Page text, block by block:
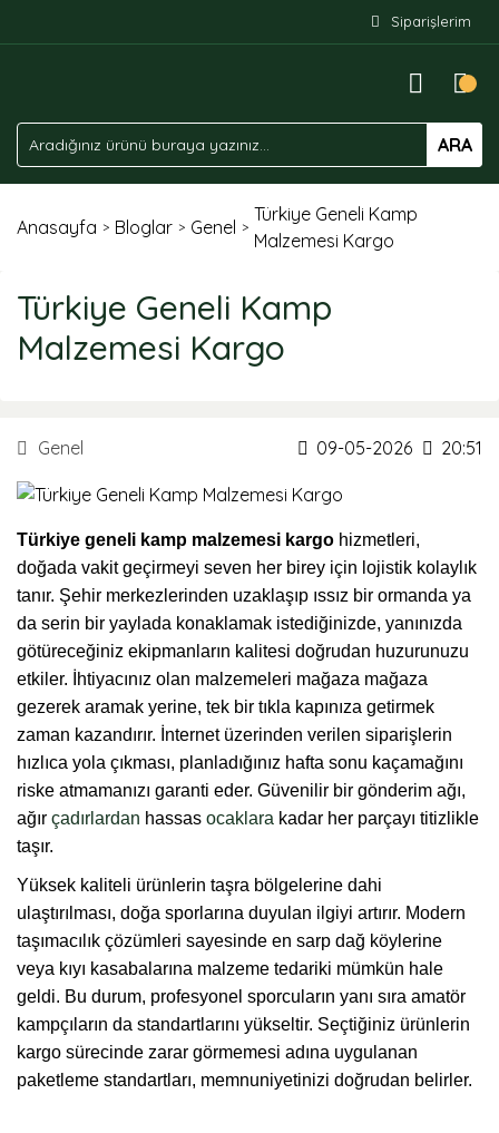
Siparişlerim
ARA
Anasayfa Bloglar Genel
Türkiye Geneli Kamp
Malzemesi Kargo
Türkiye Geneli Kamp
Malzemesi Kargo
Genel 09-05-2026 20:51
Türkiye geneli kamp malzemesi kargo hizmetleri,
doğada vakit geçirmeyi seven her birey için lojistik kolaylık
tanır. Şehir merkezlerinden uzaklaşıp ıssız bir ormanda ya
da serin bir yaylada konaklamak istediğinizde, yanınızda
götüreceğiniz ekipmanların kalitesi doğrudan huzurunuzu
etkiler. İhtiyacınız olan malzemeleri mağaza mağaza
gezerek aramak yerine, tek bir tıkla kapınıza getirmek
zaman kazandırır. İnternet üzerinden verilen siparişlerin
hızlıca yola çıkması, planladığınız hafta sonu kaçamağını
riske atmamanızı garanti eder. Güvenilir bir gönderim ağı,
ağır çadırlardan hassas ocaklara kadar her parçayı titizlikle
taşır.
Yüksek kaliteli ürünlerin taşra bölgelerine dahi
ulaştırılması, doğa sporlarına duyulan ilgiyi artırır. Modern
taşımacılık çözümleri sayesinde en sarp dağ köylerine
veya kıyı kasabalarına malzeme tedariki mümkün hale
geldi. Bu durum, profesyonel sporcuların yanı sıra amatör
kampçıların da standartlarını yükseltir. Seçtiğiniz ürünlerin
kargo sürecinde zarar görmemesi adına uygulanan
paketleme standartları, memnuniyetinizi doğrudan belirler.